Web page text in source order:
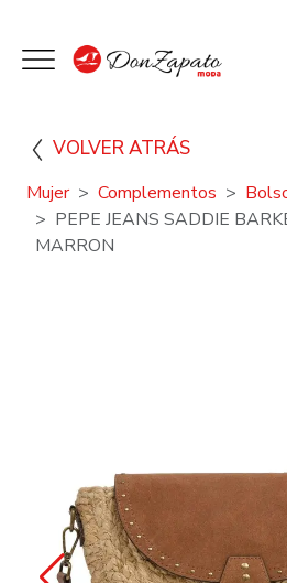
VOLVER ATRÁS
Mujer Complementos
PEPE JEANS SADDIE
MARRON